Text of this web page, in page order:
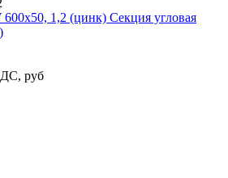
Секция угловая
руб